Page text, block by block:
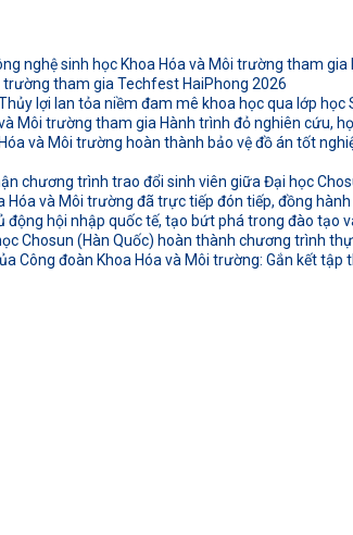
nghệ sinh học Khoa Hóa và Môi trường tham
trường tham gia Techfest HaiPhong 2026
lợi lan tỏa niềm đam mê khoa học qua lớp
Môi trường tham gia Hành trình đỏ nghiên cứu,
và Môi trường hoàn thành bảo vệ đồ án tốt
chương trình trao đổi sinh viên giữa Đại học
Hóa và Môi trường đã trực tiếp đón tiếp, đồng
động hội nhập quốc tế, tạo bứt phá trong đào tạo
Chosun (Hàn Quốc) hoàn thành chương trình
Công đoàn Khoa Hóa và Môi trường: Gắn kết tập